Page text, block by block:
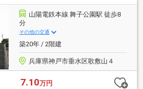
山陽電鉄本線 舞子公園駅 徒歩8
分
その他の交通
築20年 / 2階建
兵庫県神戸市垂水区歌敷山４
7.10万円